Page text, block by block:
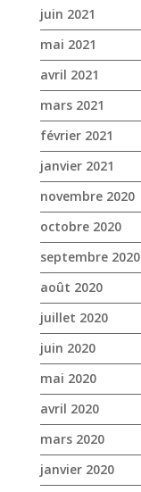
janvier 2021
novembre 2020
octobre 2020
septembre 2020
août 2020
juillet 2020
juin 2020
mai 2020
avril 2020
mars 2020
janvier 2020
décembre 2019
novembre 2019
octobre 2019
septembre 2019
août 2019